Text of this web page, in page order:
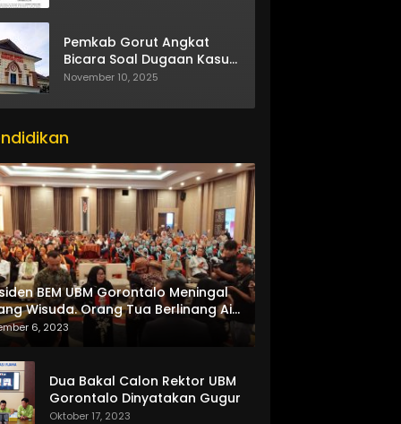
Pemkab Gorut Angkat
Bicara Soal Dugaan Kasus
Asusila Oknum ASN
November 10, 2025
BEM UBM Gorontalo Meningal
Wisuda. Orang Tua Berlinang Air
Menerima SKL dan Pemasangan
6, 2023
Dua Bakal Calon Rektor UBM
Gorontalo Dinyatakan Gugur
Oktober 17, 2023